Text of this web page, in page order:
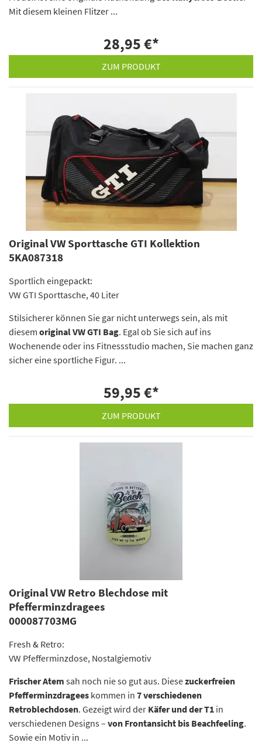
Mit diesem kleinen Flitzer ...
28,95 €*
ZUM PRODUKT
Original VW Sporttasche GTI Kollektion
5KA087318
Sportlich eingepackt:
VW GTI Sporttasche, 40 Liter
Stilsicherer können Sie gar nicht unterwegs sein, als mit
diesem original VW GTI Bag. Egal ob Sie sich auf ins
Wochenende oder ins Fitnessstudio machen, Sie machen ganz
sicher eine sportliche Figur. ...
59,95 €*
ZUM PRODUKT
Original VW Retro Blechdose mit
Pfefferminzdragees
000087703MG
Fresh & Retro:
VW Pfefferminzdose, Nostalgiemotiv
Frischer Atem sah noch nie so gut aus. Diesezuckerfreien
Pfefferminzdragees kommen in 7 verschiedenen
Retroblechdosen. Gezeigt wird der Käfer und der T1 in
verschiedenen Designs – von Frontansicht bis Beachfeeling.
Sowie ein Motiv in ...